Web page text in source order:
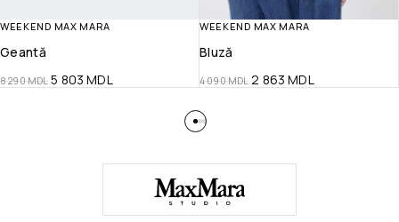
WEEKEND MAX MARA
Geantă
8 290MDL 5 803MDL
WEEKEND MAX MARA
Bluză
4 090MDL 2 863MDL